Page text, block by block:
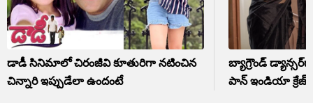
డాడీ సినిమాలో చిరంజీవి కూతురిగా నటించిన
చిన్నారి ఇప్పుడేలా ఉందంటే
బ్యాగ్రౌండ్ డ్యాన్సర్‏గా పనిచేసిన అమ్మాయికి
పాన్ ఇండియా క్రేజ్.